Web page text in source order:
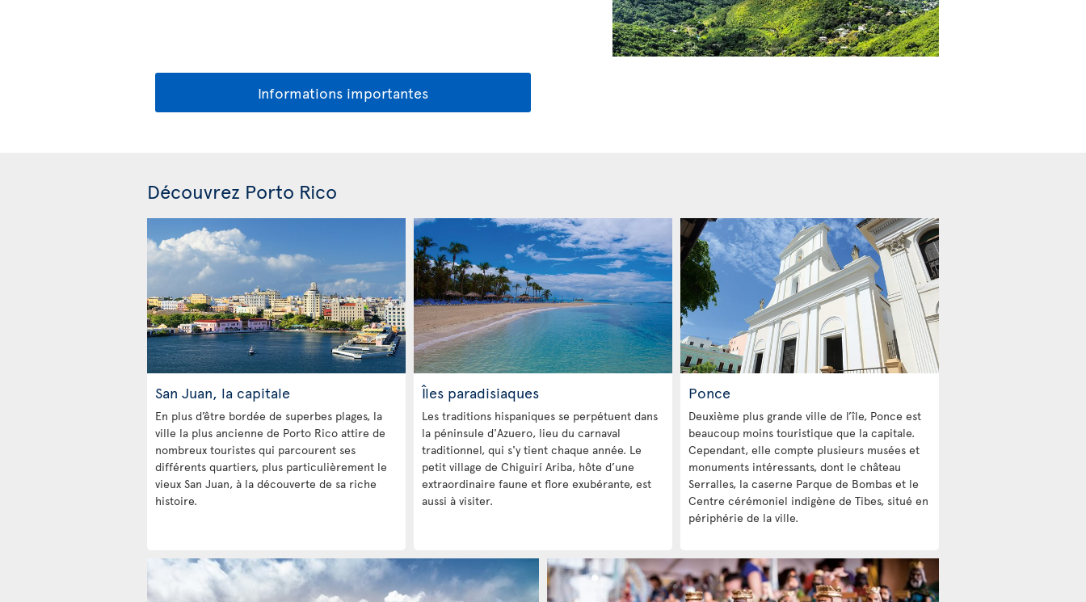
Informations importantes
Découvrez Porto Rico
San Juan, la capitale
En plus d’être bordée de superbes plages, la
ville la plus ancienne de Porto Rico attire de
nombreux touristes qui parcourent ses
différents quartiers, plus particulièrement le
vieux San Juan, à la découverte de sa riche
histoire.
Îles paradisiaques
Les traditions hispaniques se perpétuent dans
la péninsule d'Azuero, lieu du carnaval
traditionnel, qui s'y tient chaque année. Le
petit village de Chiguirí Ariba, hôte d’une
extraordinaire faune et flore exubérante, est
aussi à visiter.
Ponce
Deuxième plus grande ville de l’île, Ponce est
beaucoup moins touristique que la capitale.
Cependant, elle compte plusieurs musées et
monuments intéressants, dont le château
Serralles, la caserne Parque de Bombas et le
Centre cérémoniel indigène de Tibes, situé en
périphérie de la ville.